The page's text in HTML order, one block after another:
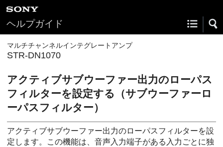
ヘルプガイド
マルチチャンネルインテグレートアンプ
STR-DN1070
アクティブサブウーファー出力のローパス
フィルターを設定する（サブウーファーロ
ーパスフィルター）
アクティブサブウーファー出力のローパスフィルターを設
定します。この機能は、音声入力端子がある入力ごとに独